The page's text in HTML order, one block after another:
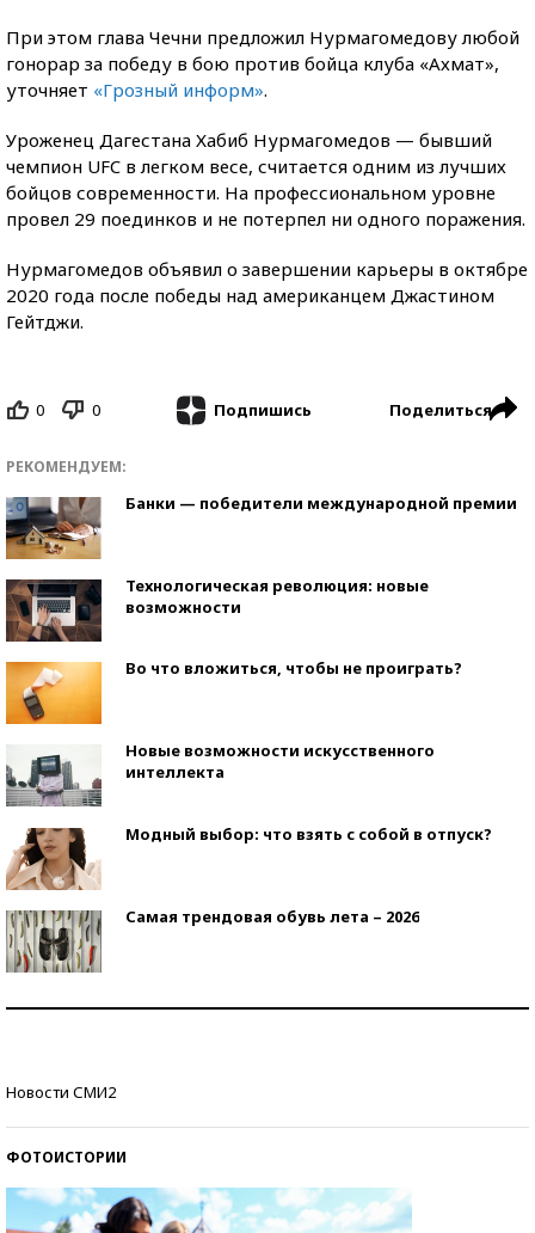
При этом глава Чечни предложил Нурмагомедову любой
гонорар за победу в бою против бойца клуба «Ахмат»,
уточняет «Грозный информ».
Уроженец Дагестана Хабиб Нурмагомедов — бывший
чемпион UFC в легком весе, считается одним из лучших
бойцов современности. На профессиональном уровне
провел 29 поединков и не потерпел ни одного поражения.
Нурмагомедов объявил о завершении карьеры в октябре
2020 года после победы над американцем Джастином
Гейтджи.
0 0 Подпишись Поделиться
РЕКОМЕНДУЕМ:
Банки — победители международной премии
Технологическая революция: новые
возможности
Во что вложиться, чтобы не проиграть?
Новые возможности искусственного
интеллекта
Модный выбор: что взять с собой в отпуск?
Самая трендовая обувь лета – 2026
Новости СМИ2
ФОТОИСТОРИИ